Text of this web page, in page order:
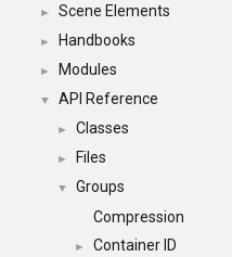
► Scene Elements
► Handbooks
► Modules
▼ API Reference
► Classes
► Files
▼
Groups
Compression
► Container ID